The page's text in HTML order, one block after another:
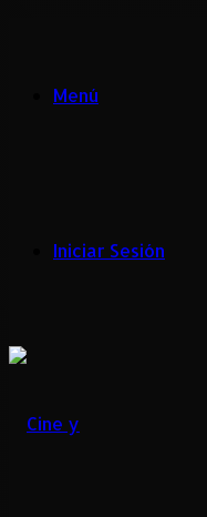
Menú
Iniciar Sesión